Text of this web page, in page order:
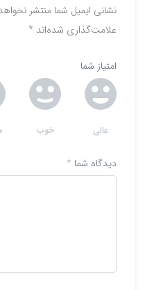
نشانی ایمیل شما منتشر
علامت‌گذاری شده‌اند *
امتیاز شما
خوب عالی
دیدگاه شما *